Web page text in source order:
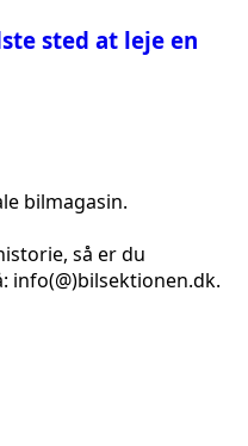
sted at leje en
bilmagasin.
så er du
info(@)bilsektionen.dk.